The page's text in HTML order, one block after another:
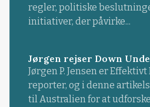
regler, politiske
initiativer, der påvirke...
Jørgen rejser Down
Jørgen P. Jensen er
reporter, og i denne
til Australien for at